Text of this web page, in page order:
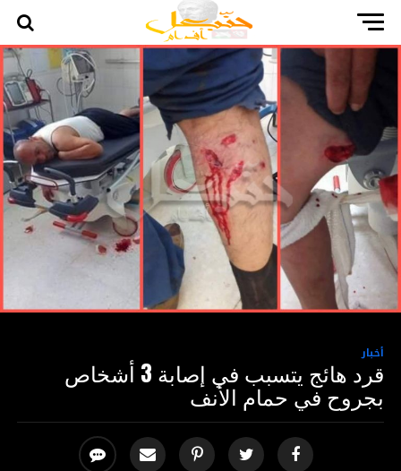
أخبار
قرد هائج يتسبب في إصابة 3 أشخاص
بجروح في حمام الأنف